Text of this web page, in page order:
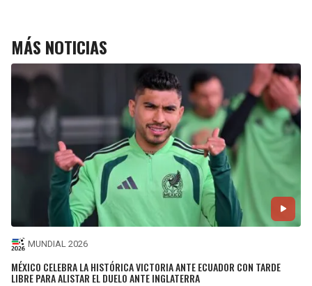
MÁS NOTICIAS
MUNDIAL 2026
MÉXICO CELEBRA LA HISTÓRICA VICTORIA ANTE ECUADOR CON TARDE
LIBRE PARA ALISTAR EL DUELO ANTE INGLATERRA